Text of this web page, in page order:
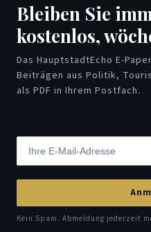
Bleiben Sie
kostenlos,
Das HauptstadtEcho E-
Beiträgen aus Politik,
als PDF in Ihrem Postfach.
Kein Spam. Abmeldung jederzeit